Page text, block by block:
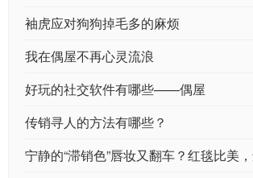
袖虎应对狗狗掉毛多的麻烦
我在偶屋不再心灵流浪
好玩的社交软件有哪些——偶屋
传销寻人的方法有哪些？